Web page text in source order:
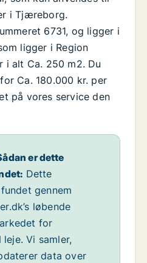
i Tjæreborg.
6731, og ligger i
ligger i Region
i alt Ca. 250 m2. Du
Ca. 180.000 kr. per
på vores service den
er dette
Dette
gennem
løbende
for
Vi samler,
data over